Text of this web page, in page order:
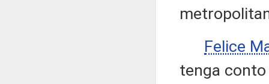
Felice
tenga